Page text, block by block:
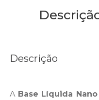
Descrição
A Base Líquida